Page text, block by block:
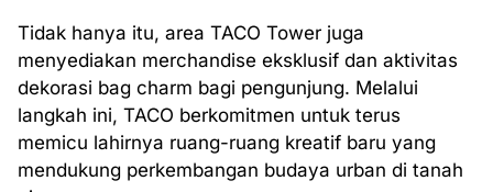
Tidak hanya itu, area TACO Tower juga
menyediakan merchandise eksklusif dan aktivitas
dekorasi bag charm bagi pengunjung. Melalui
langkah ini, TACO berkomitmen untuk terus
memicu lahirnya ruang-ruang kreatif baru yang
mendukung perkembangan budaya urban di tanah